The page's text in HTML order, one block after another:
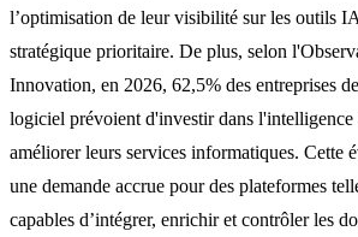
l’optimisation de leur visibilité sur les outils
stratégique prioritaire. De plus, selon
Innovation, en 2026, 62,5% des entreprises
logiciel prévoient d'investir dans
améliorer leurs services informatiques. Cette
une demande accrue pour des plateformes
capables d’intégrer, enrichir et contrôler les